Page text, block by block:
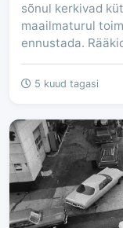
sõnul kerkivad
maailmaturul
ennustada.
5 kuud tagasi